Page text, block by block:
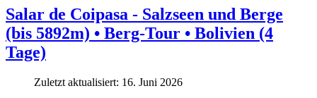
Salar de Coipasa - Salzseen und Berge
(bis 5892m) • Berg-Tour • Bolivien (4
Tage)
Zuletzt aktualisiert: 16. Juni 2026